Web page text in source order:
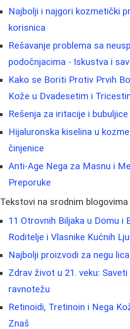
Najbolji i najgori kozmetički
korisnica
Rešavanje problema sa
podočnjacima - Iskustva i
Kako se Boriti Protiv Prvih
Kože u Dvadesetim i
Rešenja za iritacije i
Hijaluronska kiselina u
činjenice
Anti-Age Nega za Masnu i
Preporuke
Tekstovi na srodnim blogovima
11 Otrovnih Biljaka u Domu i
Roditelje i Vlasnike Kućnih
Najbolji proizvodi za negu
Zdrav život u 21. veku:
ravnotežu
Retinoidi, Tretinoin i Nega
Znaš